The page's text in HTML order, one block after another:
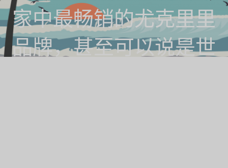
家中最畅销的尤克里里
品牌，甚至可以说是世